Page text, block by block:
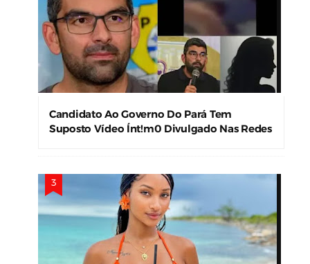
Candidato Ao Governo Do Pará Tem
Suposto Vídeo Ínt!m0 Divulgado Nas Redes